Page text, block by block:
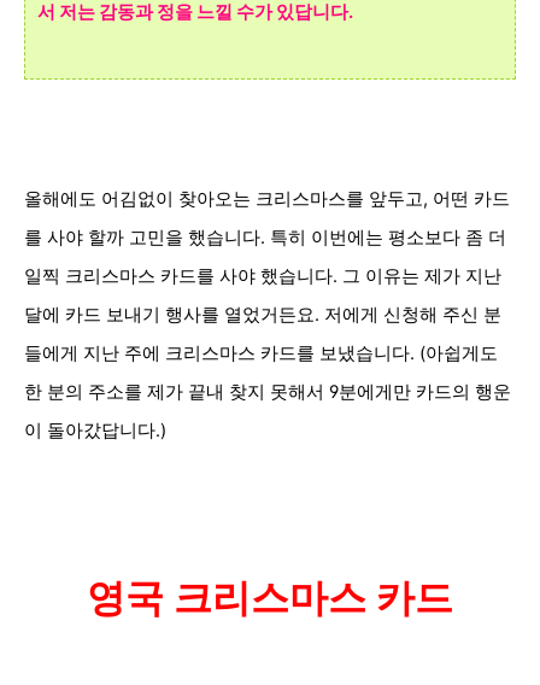
서 저는 감동과 정을 느낄 수가 있답니다.
올해에도 어김없이 찾아오는 크리스마스를 앞두고, 어떤 카드
를 사야 할까 고민을 했습니다. 특히 이번에는 평소보다 좀 더
일찍 크리스마스 카드를 사야 했습니다. 그 이유는 제가 지난
달에 카드 보내기 행사를 열었거든요. 저에게 신청해 주신 분
들에게 지난 주에 크리스마스 카드를 보냈습니다. (아쉽게도
한 분의 주소를 제가 끝내 찾지 못해서 9분에게만 카드의 행운
이 돌아갔답니다.)
영국 크리스마스 카드